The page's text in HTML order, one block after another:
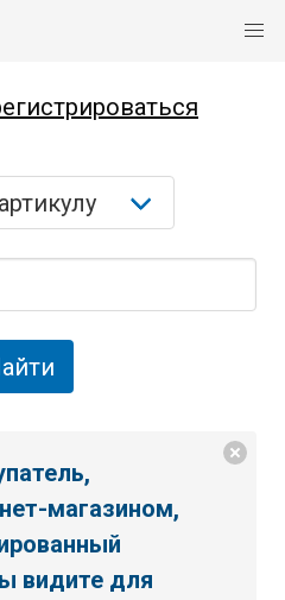
магазином,
видите для